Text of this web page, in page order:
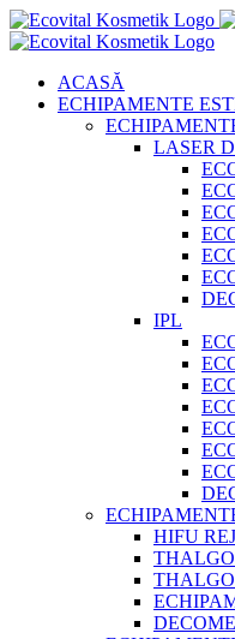
Skip
to
ACASĂ
ECHIPAMENTE
LASER
IPL
HIFU